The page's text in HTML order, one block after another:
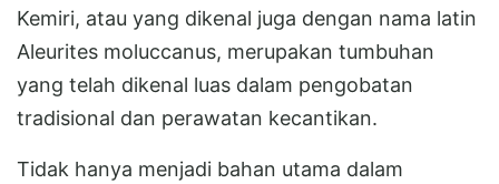
Kemiri, atau yang dikenal juga dengan nama latin
Aleurites moluccanus, merupakan tumbuhan
yang telah dikenal luas dalam pengobatan
tradisional dan perawatan kecantikan.
Tidak hanya menjadi bahan utama dalam